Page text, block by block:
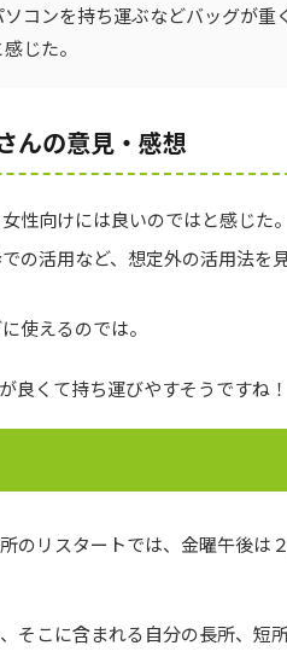
コンを持ち運ぶなどバッグが重
じた。
んの意見・感想
性向けには良いのではと感じた。
の活用など、想定外の活用法を
使えるのでは。
良くて持ち運びやすそうですね！
のリスタートでは、金曜午後は
そこに含まれる自分の長所、短